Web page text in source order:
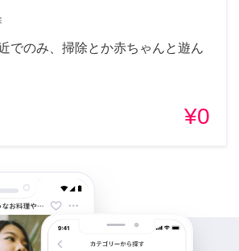
でのみ、掃除とか赤ちゃんと遊ん
¥0